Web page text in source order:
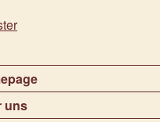
uns